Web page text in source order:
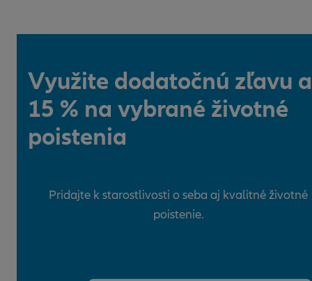
Využite dodatočnú zľavu
15 % na vybrané životné
poistenia
Pridajte k starostlivosti o seba aj kvalitné životné
poistenie.